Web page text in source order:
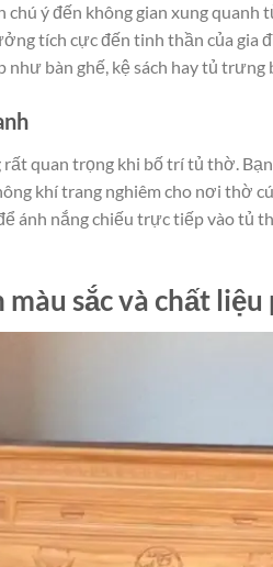
ý đến không gian xung quanh
tích cực đến tinh thần của gia
bàn ghế, kệ sách hay tủ trưng
rất quan trọng khi bố trí tủ thờ.
khí trang nghiêm cho nơi thờ
ánh nắng chiếu trực tiếp vào tủ
màu sắc và chất